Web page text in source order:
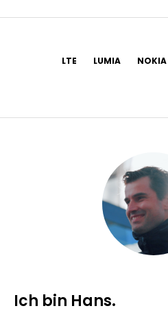
LTE LUMIA NOKIA
Ich bin Hans.